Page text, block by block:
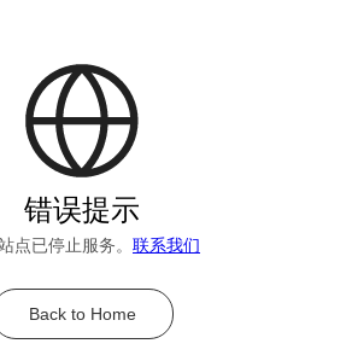
错误提示
点已停止服务。 联系我们
Back to Home